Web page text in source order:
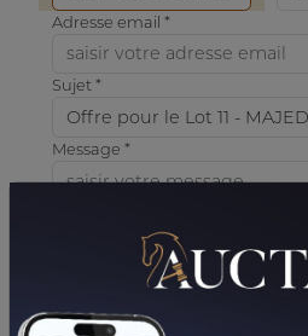
Adresse email *
Sujet *
Message *